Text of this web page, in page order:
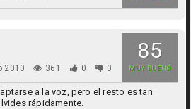
85
MUY BUENO
2010 361 0 0
a la voz, pero el resto es tan
rápidamente.